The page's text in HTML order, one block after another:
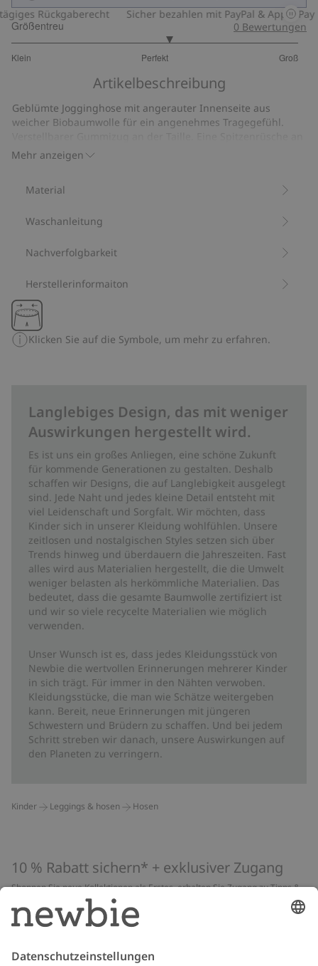
Rückgaberecht
Sicher bezahlen mit PayPal & Apple Pay
Größentreu
Klein Perfekt Groß
von
20
Bewertungen
0 Bewertungen
Artikelbeschreibung
Mehr anzeigen
Geblümte Jogginghose mit angerauter Innenseite aus
weicher Biobaumwolle für ein angenehmes Tragegefühl.
den Beinabschlüssen ist ein schöner Blickfang.
Seitentaschen und eine Gesäßtasche verbinden einen
anderen Kindergrößen erhältlich für einen perfekten
Mit 95 % Biobaumwolle.
Bio-Baumwolle –GOTS
Material
Waschanleitung
Nachverfolgbarkeit
Herstellerinformaiton
Klicken Sie auf die Symbole, um mehr zu erfahren.
Langlebiges Design, das mit weniger
Auswirkungen hergestellt wird.
Es ist uns ein großes Anliegen, eine schöne Zukunft
für kommende Generationen zu gestalten. Deshalb
schaffen wir Designs, die auf Langlebigkeit ausgelegt
sind. Jede Naht und jedes kleine Detail entsteht mit
viel Leidenschaft und Sorgfalt. Wir möchten, dass
Kinder sich in unserer Kleidung wohlfühlen. Unsere
zeitlosen und nostalgischen Styles setzen sich über
Trends hinweg und überdauern die Jahreszeiten. Fast
alles wird aus Materialien hergestellt, die die Umwelt
weniger belasten als herkömmliche Materialien. Das
bedeutet, dass die gesamte Baumwolle zertifiziert ist
und wir so viele recycelte Materialien wie möglich
verwenden.
Unser Wunsch ist es, dass jedes Kleidungsstück von
Newbie die wertvollen Erinnerungen mehrerer Kinder
in sich trägt. Für immer in den Nähten verwoben.
Kleidungsstücke, die man wie Schätze weitergeben
kann. Bereit, neue Erinnerungen mit jüngeren
Schwestern und Brüdern zu schaffen. Und bei jedem
Schritt streben wir danach, unsere Auswirkungen auf
den Planeten zu verringern.
Kinder Leggings & hosen Hosen
10 % Rabatt sichern* + exklusiver Zugang
Shoppen Sie neue Kollektionen als Erstes, erhalten Sie Zugang zu Tipps &
Guides und profitieren Sie von exklusiven Angeboten
*Gilt nur für deine erste Bestellung und ist nicht mit anderen Rabatten
oder Angeboten kombinierbar. Gilt nicht für limitierte Artikel. Lies unsere